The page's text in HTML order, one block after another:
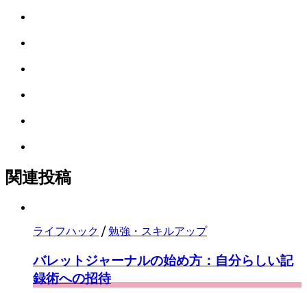
に
保
購
読
関連投稿
ライフハック / 勉強・スキルアップ
バレットジャーナルの始め方：自分らしい記
録術への招待